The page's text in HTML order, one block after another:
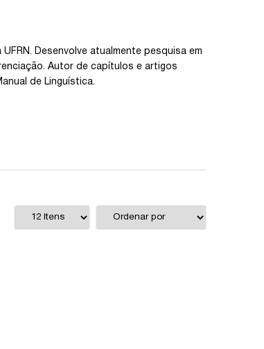
Desenvolve atualmente pesquisa em
Autor de capítulos e artigos
de Linguística.